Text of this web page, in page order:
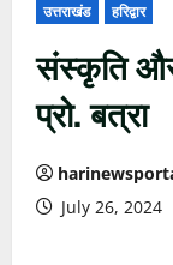
उत्तराखंड हरिद्वार
संस्कृति
प्रो. बत्रा
July 26, 2024